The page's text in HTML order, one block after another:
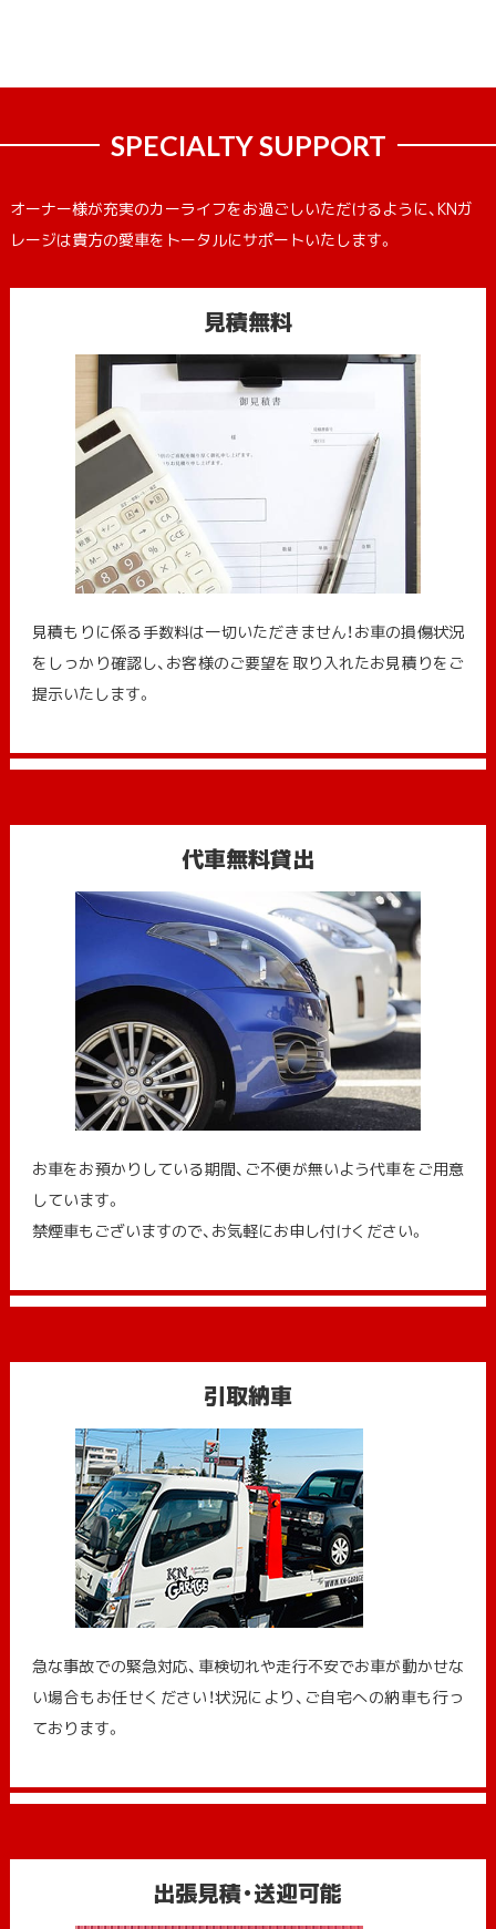
SPECIALTY SUPPORT
オーナー様が充実のカーライフをお過ごしいただけるように、KNガ
レージは貴方の愛車をトータルにサポートいたします。
見積無料
見積もりに係る手数料は一切いただきません！お車の損傷状況
をしっかり確認し、お客様のご要望を取り入れたお見積りをご
提示いたします。
代車無料貸出
お車をお預かりしている期間、ご不便が無いよう代車をご用意
しています。
禁煙車もございますので、お気軽にお申し付けください。
引取納車
急な事故での緊急対応、車検切れや走行不安でお車が動かせな
い場合もお任せください！状況により、ご自宅への納⾞も⾏っ
ております。
出張見積・送迎可能